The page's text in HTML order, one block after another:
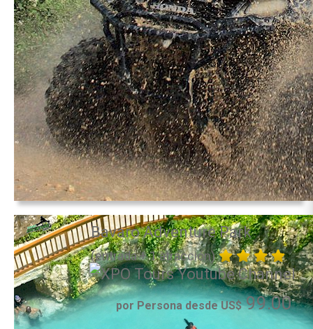
Bavaro Adventure Park
(entrada + 1 atracción)
por Persona desde US$99.00